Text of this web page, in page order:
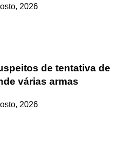
2026
de tentativa de
várias armas
2026